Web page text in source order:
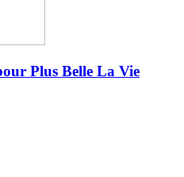
Plus Belle La Vie